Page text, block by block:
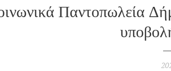
Παντοπωλεία